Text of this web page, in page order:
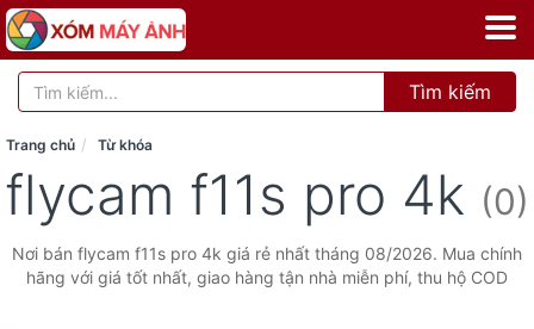
Tìm kiếm
Trang chủ Từ khóa
flycam f11s pro 4k (0)
Nơi bán flycam f11s pro 4k giá rẻ nhất tháng 08/2026. Mua chính
hãng với giá tốt nhất, giao hàng tận nhà miễn phí, thu hộ COD